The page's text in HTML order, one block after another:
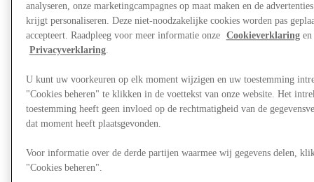
analyseren, onze marketingcampagnes op maat maken en de
krijgt personaliseren. Deze niet-noodzakelijke cookies worden pas
accepteert. Raadpleeg voor meer informatie onze Cookieverklaringen
Privacyverklaring.
U kunt uw voorkeuren op elk moment wijzigen en uw toestemming
"Cookies beheren" te klikken in de voettekst van onze website. Het
toestemming heeft geen invloed op de rechtmatigheid van de
dat moment heeft plaatsgevonden.
Voor informatie over de derde partijen waarmee wij gegevens delen,
"Cookies beheren".